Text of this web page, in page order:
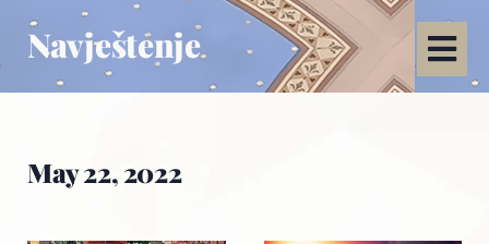
Navještenje
May 22, 2022